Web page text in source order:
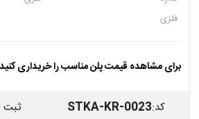
فلزی
برای مشاهده قیمت پلن مناسب را خریداری کنید
کد:
STKA-KR-0023 ثبت